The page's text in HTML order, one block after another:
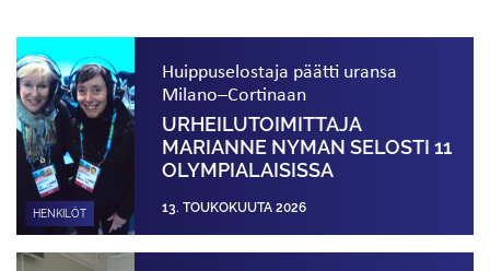
HENKILÖT
Huippuselostaja päätti uransa
Milano–Cortinaan
URHEILUTOIMITTAJA
MARIANNE NYMAN SELOSTI 11
OLYMPIALAISISSA
13. TOUKOKUUTA 2026